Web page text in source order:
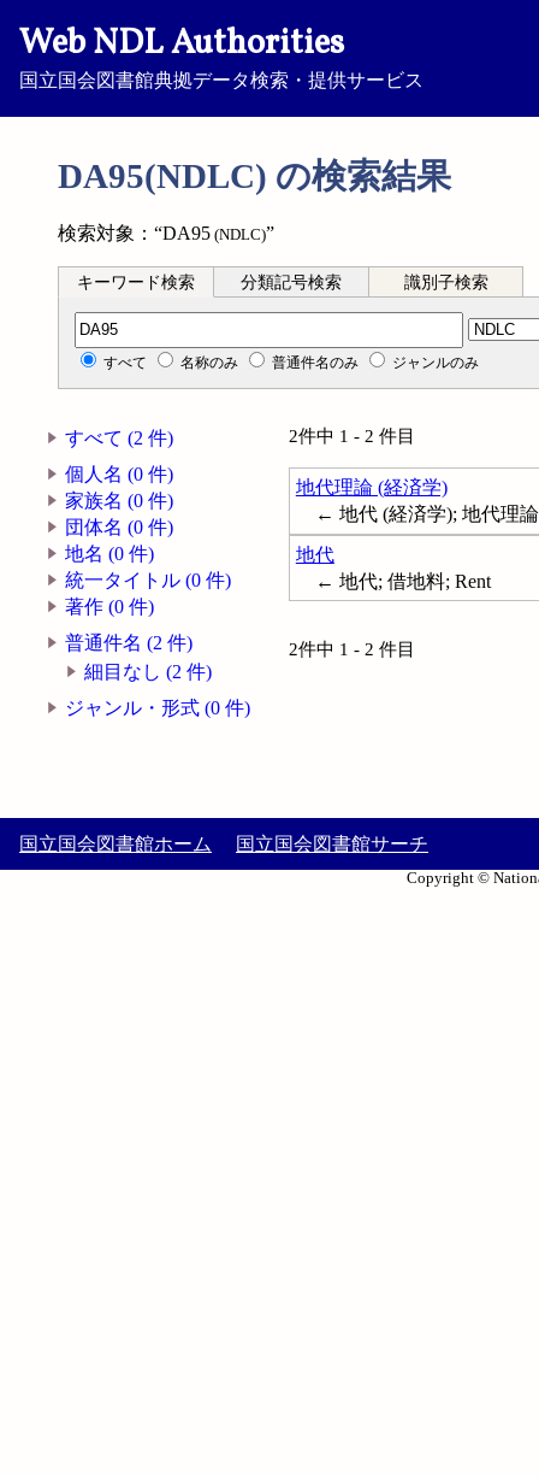
Web NDL Authorities
国立国会図書館典拠データ検索・提供サービス
DA95(NDLC) の検索結果
検索対象：“DA95 (NDLC)”
キーワード検索 分類記号検索 識別子検索
分類記号検索
すべて 名称のみ 普通件名のみ ジャンルのみ
すべて (2 件)
個人名 (0 件)
家族名 (0 件)
団体名 (0 件)
地名 (0 件)
統一タイトル (0 件)
著作 (0 件)
普通件名 (2 件)
細目なし (2 件)
ジャンル・形式 (0 件)
2件中 1 - 2 件目
地代理論 (経済学)
← 地代 (経済学); 地代理論
地代
← 地代; 借地料; Rent
2件中 1 - 2 件目
国立国会図書館ホーム 国立国会図書館サーチ
Copyright ©